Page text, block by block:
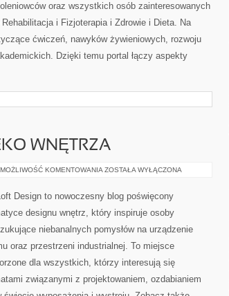
oraz wszystkich osób zainteresowanych
i Fizjoterapia i Zdrowie i Dieta. Na
ćwiczeń, nawyków żywieniowych, rozwoju
Dzięki temu portal łączy aspekty
WNĘTRZA
MOŻLIWOŚĆ KOMENTOWANIA ZRÓWNOWAŻONE
WNĘTRZA
ZOSTAŁA WYŁĄCZONA
Design to nowoczesny blog poświęcony
designu wnętrz, który inspiruje osoby
niebanalnych pomysłów na urządzenie
oraz przestrzeni industrialnej. To miejsce
dla wszystkich, którzy interesują się
związanymi z projektowaniem, ozdabianiem